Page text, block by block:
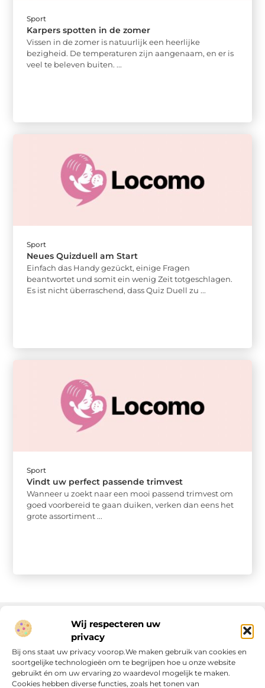
Wij respecteren uw
privacy
Bij ons staat uw privacy voorop.We maken gebruik van cookies en
soortgelijke technologieën om te begrijpen hoe u onze website
gebruikt én om uw ervaring zo waardevol mogelijk te maken.
Cookies hebben diverse functies, zoals het tonen van
Sport
Karpers spotten in de zomer
Vissen in de zomer is natuurlijk een heerlijke
bezigheid. De temperaturen zijn aangenaam, en er is
veel te beleven buiten. ...
Sport
Neues Quizduell am Start
Einfach das Handy gezückt, einige Fragen
beantwortet und somit ein wenig Zeit totgeschlagen.
Es ist nicht überraschend, dass Quiz Duell zu ...
Sport
Vindt uw perfect passende trimvest
Wanneer u zoekt naar een mooi passend trimvest om
goed voorbereid te gaan duiken, verken dan eens het
grote assortiment ...
Onze informatie